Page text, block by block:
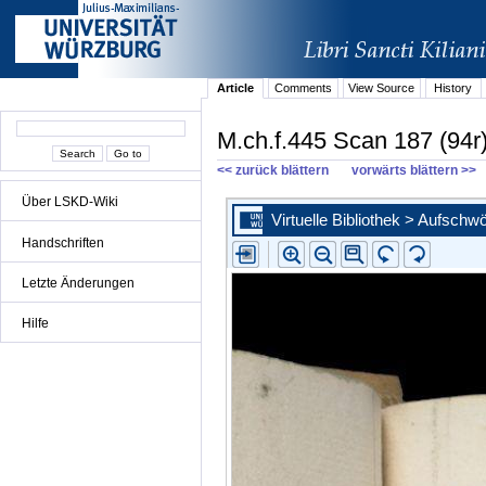
Über LSKD-Wiki
Handschriften
Letzte Änderungen
Hilfe
Article Comments View Source History
M.ch.f.445 Scan 187
<< zurück blättern vorwärts blättern >>